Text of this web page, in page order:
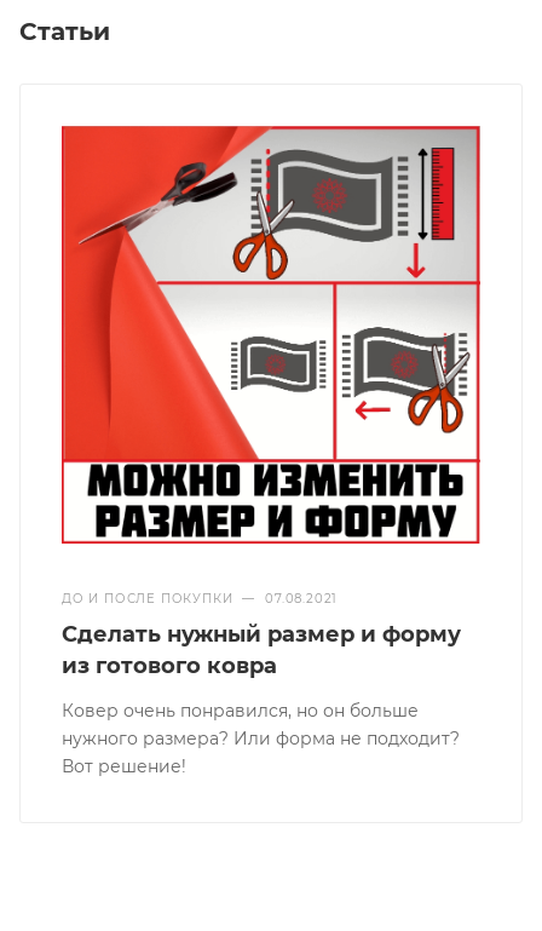
Статьи
ДО И ПОСЛЕ ПОКУПКИ — 07.08.2021
Сделать нужный размер и форму
из готового ковра
Ковер очень понравился, но он больше
нужного размера? Или форма не подходит?
Вот решение!